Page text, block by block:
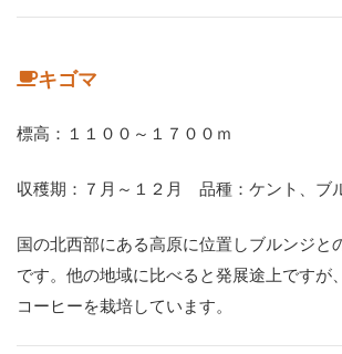
キゴマ
標高：１１００～１７００ｍ
収穫期：７月～１２月 品種：ケント、ブ
国の北西部にある高原に位置しブルンジと
です。他の地域に比べると発展途上ですが
コーヒーを栽培しています。